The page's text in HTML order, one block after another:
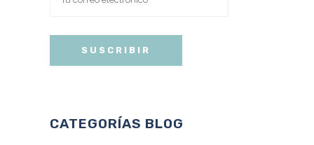
CATEGORÍAS BLOG